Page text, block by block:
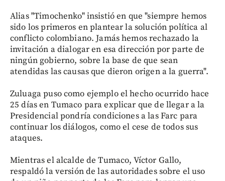
Alias "Timochenko" insistió en que "siempre hemos
sido los primeros en plantear la solución política al
conflicto colombiano. Jamás hemos rechazado la
invitación a dialogar en esa dirección por parte de
ningún gobierno, sobre la base de que sean
atendidas las causas que dieron origen a la guerra".
Zuluaga puso como ejemplo el hecho ocurrido hace
25 días en Tumaco para explicar que de llegar a la
Presidencial pondría condiciones a las Farc para
continuar los diálogos, como el cese de todos sus
ataques.
Mientras el alcalde de Tumaco, Víctor Gallo,
respaldó la versión de las autoridades sobre el uso